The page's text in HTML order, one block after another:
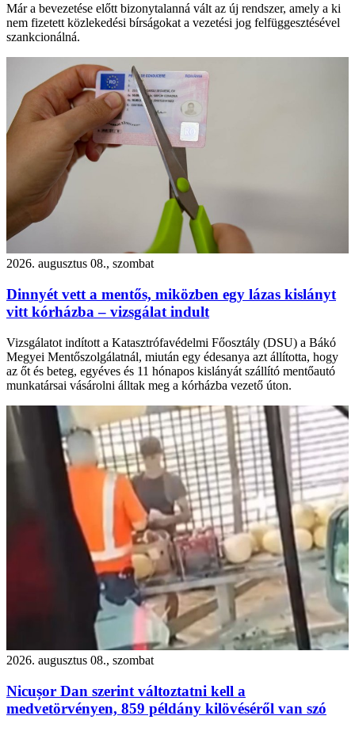
Már a bevezetése előtt bizonytalanná vált az új rendszer, amely a ki
nem fizetett közlekedési bírságokat a vezetési jog felfüggesztésével
szankcionálná.
2026. augusztus 08., szombat
Dinnyét vett a mentős, miközben egy lázas kislányt
vitt kórházba – vizsgálat indult
Vizsgálatot indított a Katasztrófavédelmi Főosztály (DSU) a Bákó
Megyei Mentőszolgálatnál, miután egy édesanya azt állította, hogy
az őt és beteg, egyéves és 11 hónapos kislányát szállító mentőautó
munkatársai vásárolni álltak meg a kórházba vezető úton.
2026. augusztus 08., szombat
Nicușor Dan szerint változtatni kell a
medvetörvényen, 859 példány kilövéséről van szó